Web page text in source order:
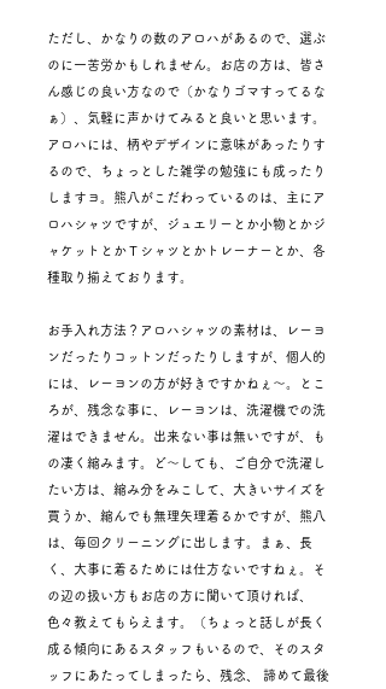
ただし、かなりの数のアロハがあるので、選ぶ
のに一苦労かもしれません。お店の方は、皆さ
ん感じの良い方なので（かなりゴマすってるな
ぁ）、気軽に声かけてみると良いと思います。
アロハには、柄やデザインに意味があったりす
るので、ちょっとした雑学の勉強にも成ったり
しますヨ。熊八がこだわっているのは、主にア
ロハシャツですが、ジュエリーとか小物とかジ
ャケットとかＴシャツとかトレーナーとか、各
種取り揃えております。
お手入れ方法？アロハシャツの素材は、レーヨ
ンだったりコットンだったりしますが、個人的
には、レーヨンの方が好きですかねぇ～。とこ
ろが、残念な事に、レーヨンは、洗濯機での洗
濯はできません。出来ない事は無いですが、も
の凄く縮みます。ど～しても、ご自分で洗濯し
たい方は、縮み分をみこして、大きいサイズを
買うか、縮んでも無理矢理着るかですが、熊八
は、毎回クリーニングに出します。まぁ、長
く、大事に着るためには仕方ないですねぇ。そ
の辺の扱い方もお店の方に聞いて頂ければ、
色々教えてもらえます。（ちょっと話しが長く
成る傾向にあるスタッフもいるので、そのスタ
ッフにあたってしまったら、残念、 諦めて最後